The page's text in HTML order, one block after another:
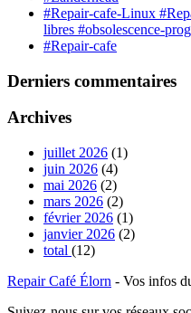
#Repair-cafe-Linux
libres #obsolescence-
#Repair-cafe
Derniers commentaires
Archives
juillet 2026 (1)
juin 2026 (4)
mai 2026 (2)
mars 2026 (2)
février 2026 (1)
janvier 2026 (2)
total (12)
Repair Café Élorn - Vos infos